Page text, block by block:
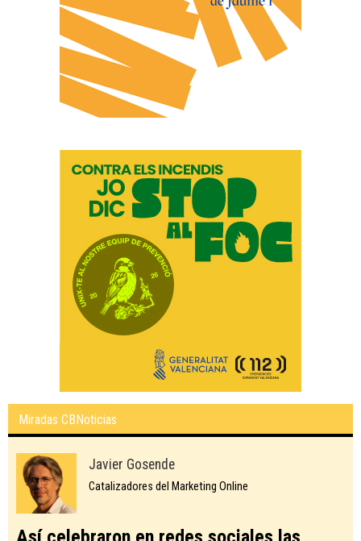
Miradas CBNoticias
Javier Gosende
Catalizadores del Marketing Online